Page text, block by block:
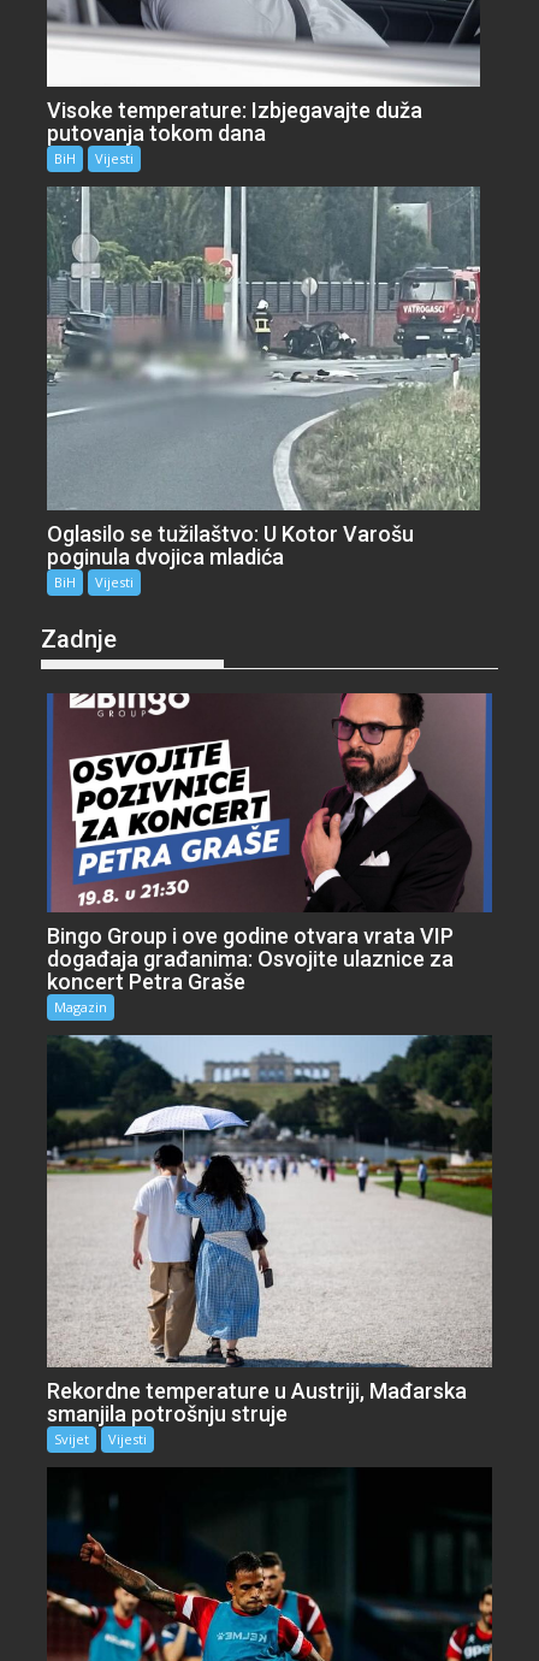
Visoke temperature: Izbjegavajte duža
putovanja tokom dana
BiH Vijesti
Oglasilo se tužilaštvo: U Kotor Varošu
poginula dvojica mladića
BiH Vijesti
Zadnje
Bingo Group i ove godine otvara vrata VIP
događaja građanima: Osvojite ulaznice za
koncert Petra Graše
Magazin
Rekordne temperature u Austriji, Mađarska
smanjila potrošnju struje
Svijet Vijesti